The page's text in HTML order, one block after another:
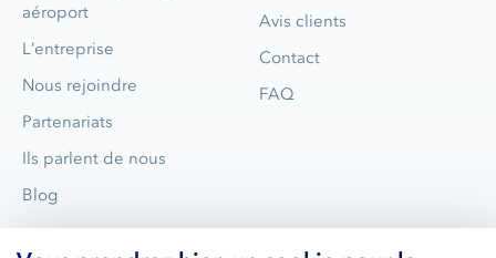
aéroport
L’entreprise
Nous rejoindre
Partenariats
Ils parlent de nous
Blog
Avis clients
Contact
FAQ